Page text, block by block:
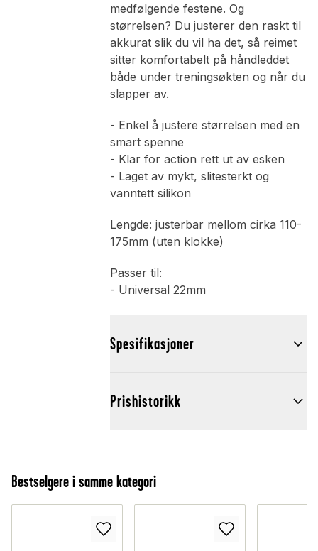
medfølgende festene. Og
størrelsen? Du justerer den raskt til
akkurat slik du vil ha det, så reimet
sitter komfortabelt på håndleddet
både under treningsøkten og når du
slapper av.
- Enkel å justere størrelsen med en
smart spenne
- Klar for action rett ut av esken
- Laget av mykt, slitesterkt og
vanntett silikon
Lengde: justerbar mellom cirka 110-
175mm (uten klokke)
Passer til:
- Universal 22mm
Spesifikasjoner
Prishistorikk
Bestselgere i samme kategori